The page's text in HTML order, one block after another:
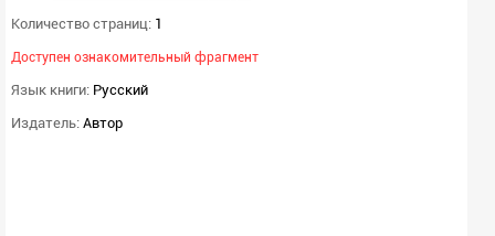
Количество страниц: 1
Доступен ознакомительный фрагмент
Язык книги: Русский
Издатель: Автор